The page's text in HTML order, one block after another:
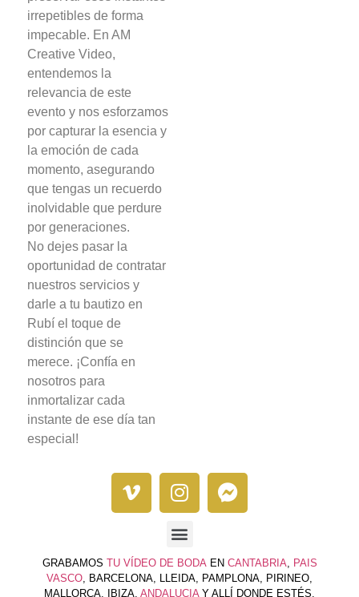
irrepetibles de forma
impecable. En AM
Creative Video,
entendemos la
relevancia de este
evento y nos esforzamos
por capturar la esencia y
la emoción de cada
momento, asegurando
que tengas un recuerdo
inolvidable que perdure
por generaciones.
No dejes pasar la
oportunidad de contratar
nuestros servicios y
darle a tu bautizo en
Rubí el toque de
distinción que se
merece. ¡Confía en
nosotros para
inmortalizar cada
instante de ese día tan
especial!
GRABAMOS TU VÍDEO DE BODA EN CANTABRIA
PAIS
VASCO , BARCELONA, LLEIDA, PAMPLONA, PIRINEO,
MALLORCA, IBIZA, ANDALUCIA Y ALLÍ DONDE ESTÉS.